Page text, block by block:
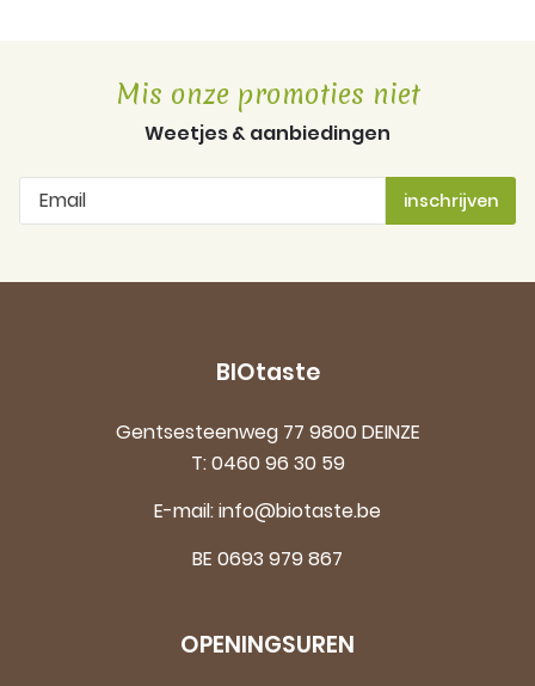
Mis onze promoties niet
Weetjes & aanbiedingen
BIOtaste
Gentsesteenweg 77 9800 DEINZE
T:0460 96 30 59
E-mail:info@biotaste.be
BE 0693 979 867
OPENINGSUREN